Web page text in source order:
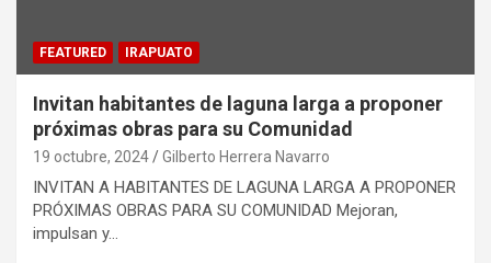
FEATURED IRAPUATO
Invitan habitantes de laguna larga a proponer
próximas obras para su Comunidad
19 octubre, 2024 Gilberto Herrera Navarro
INVITAN A HABITANTES DE LAGUNA LARGA A PROPONER
PRÓXIMAS OBRAS PARA SU COMUNIDAD Mejoran,
impulsan y…